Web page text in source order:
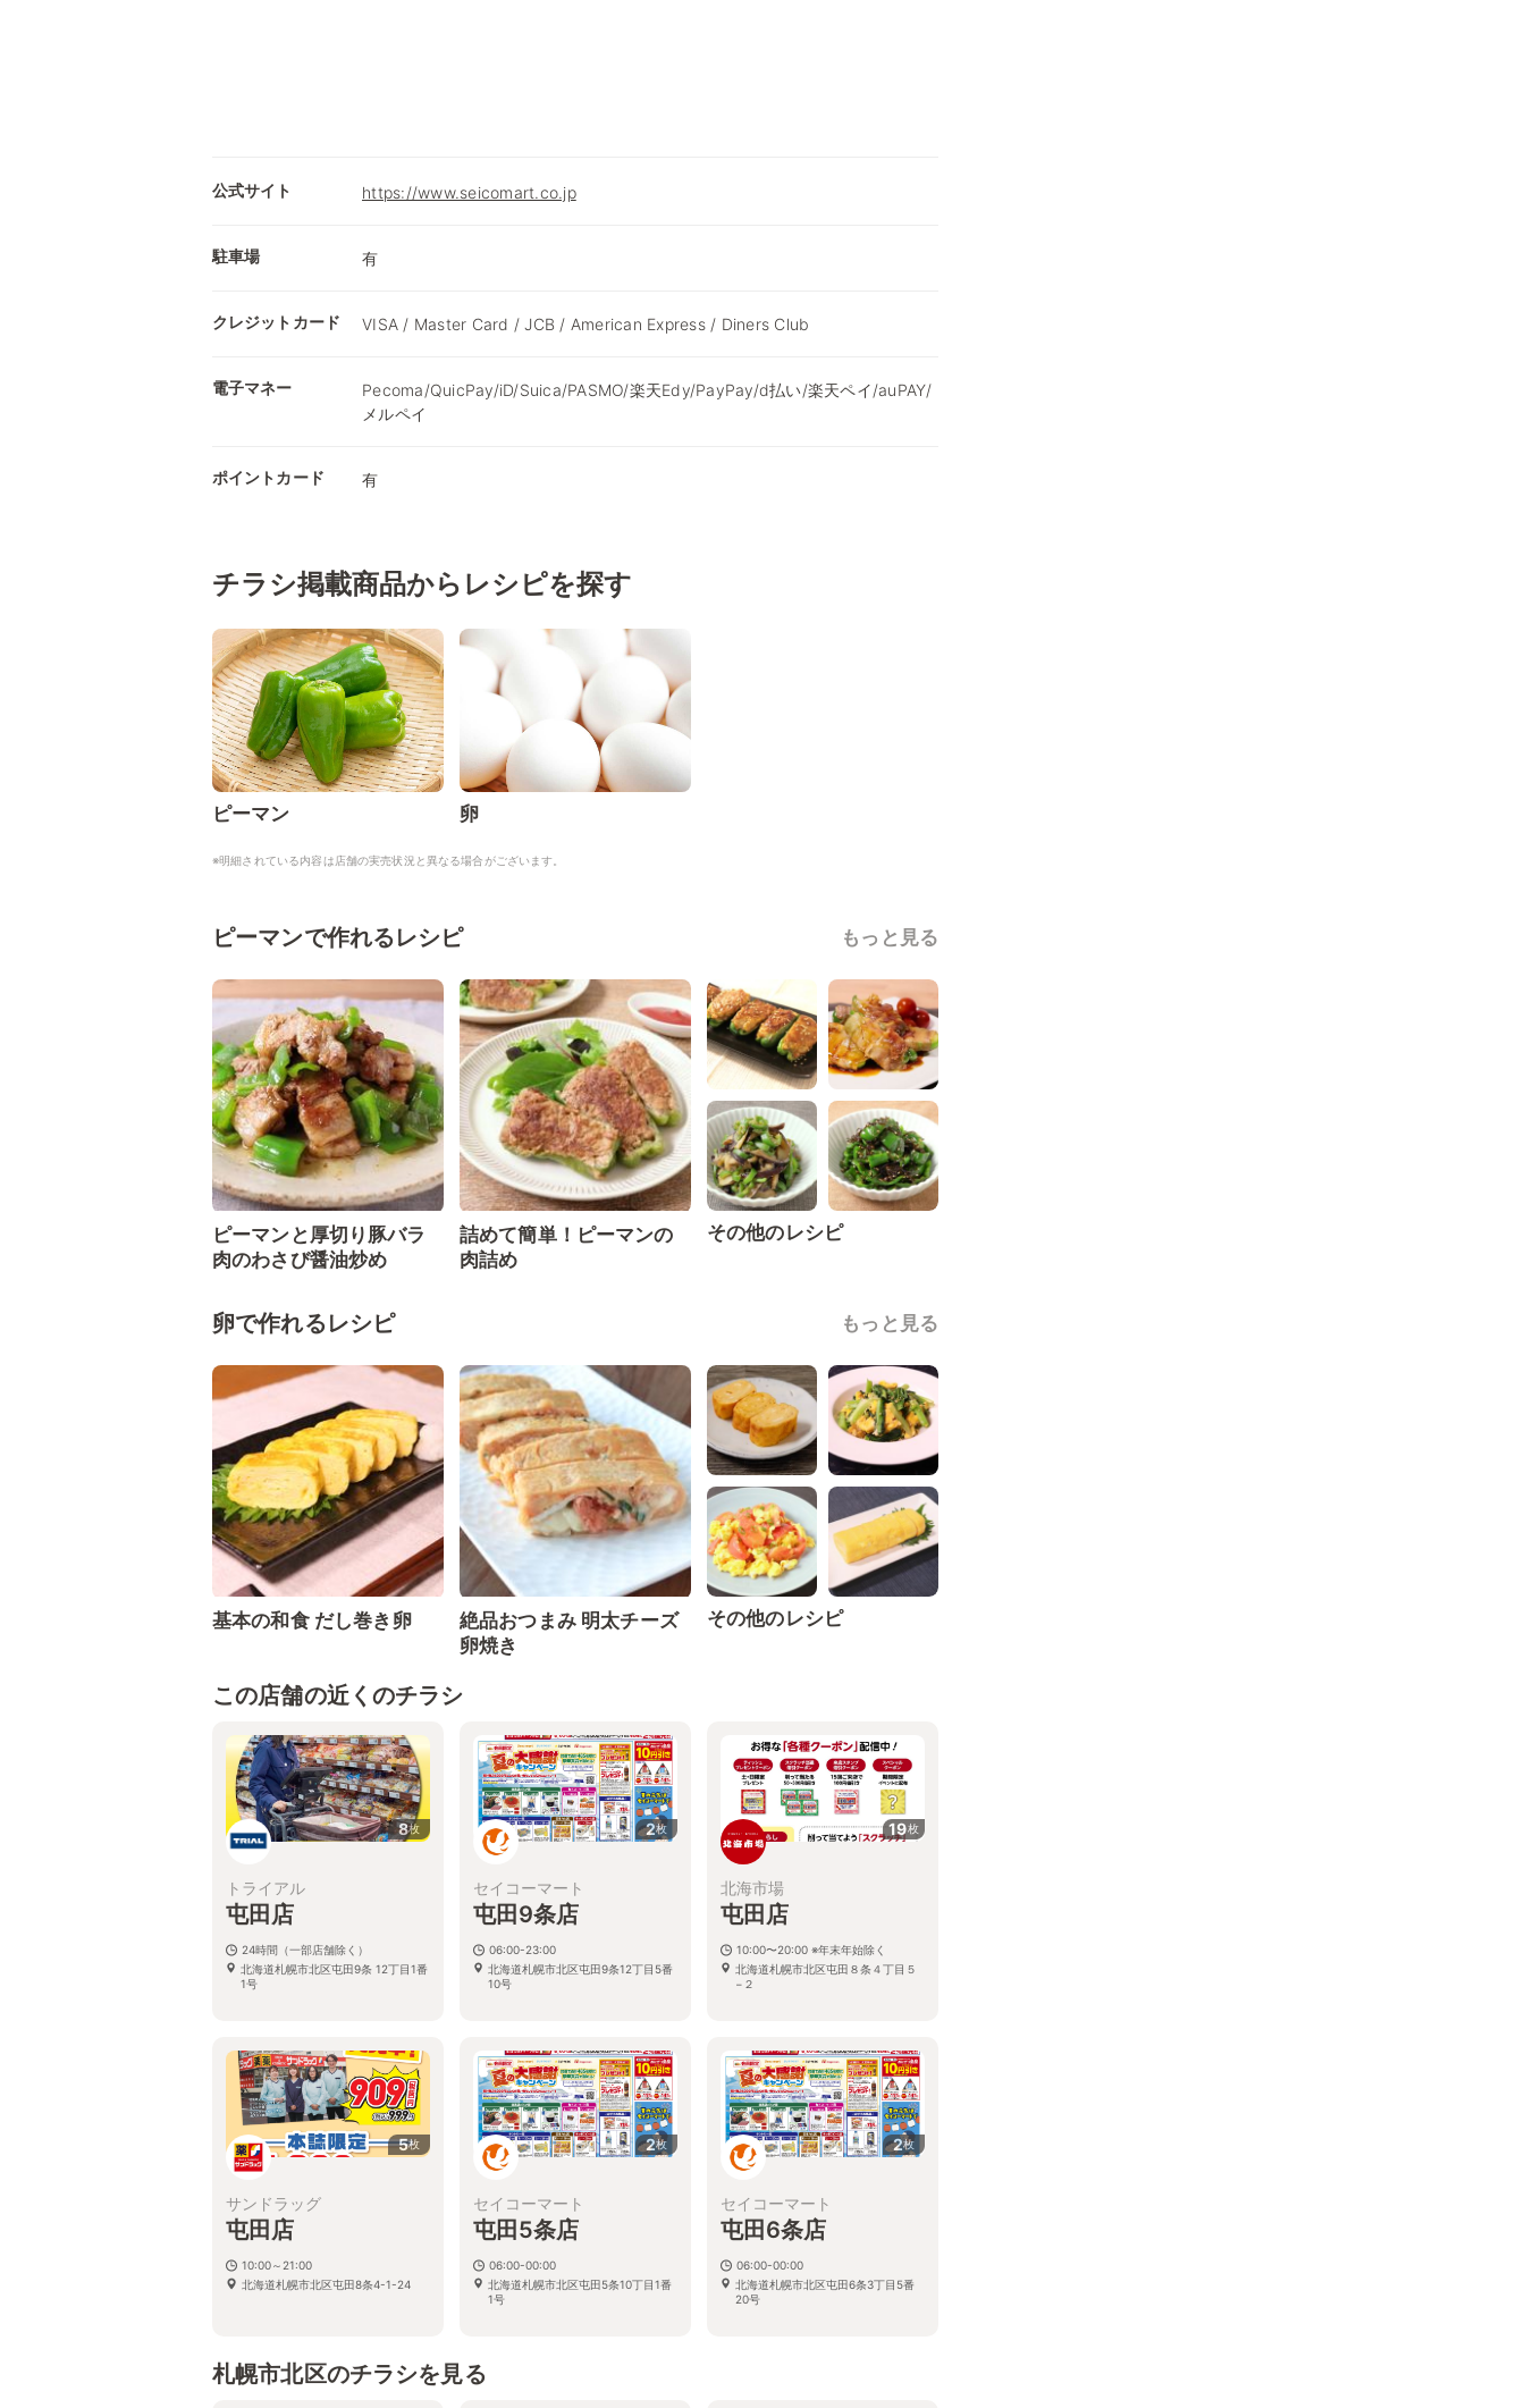
公式サイト https://www.seicomart.co.jp
駐車場 有
クレジットカード VISA / Master Card / JCB / American Express / Diners Club
電子マネー
Pecoma/QuicPay/iD/Suica/PASMO/楽天Edy/PayPay/d払い/楽天ペイ/auPAY/
メルペイ
ポイントカード 有
チラシ掲載商品からレシピを探す
ピーマン 卵
※明細されている内容は店舗の実売状況と異なる場合がございます。
ピーマンで作れるレシピ もっと見る
ピーマンと厚切り豚バラ
肉のわさび醤油炒め
詰めて簡単！ピーマンの
肉詰め
その他のレシピ
卵で作れるレシピ もっと見る
基本の和食 だし巻き卵
絶品おつまみ 明太チーズ
卵焼き
その他のレシピ
この店舗の近くのチラシ
8枚
トライアル
屯田店
24時間（一部店舗除く）
北海道札幌市北区屯田9条 12丁目1番
1号
2枚
セイコーマート
屯田9条店
06:00-23:00
北海道札幌市北区屯田9条12丁目5番
10号
19枚
北海市場
屯田店
10:00〜20:00 ※年末年始除く
北海道札幌市北区屯田８条４丁目５
−２
5枚
サンドラッグ
屯田店
10:00～21:00
北海道札幌市北区屯田8条4-1-24
2枚
セイコーマート
屯田5条店
06:00-00:00
北海道札幌市北区屯田5条10丁目1番
1号
2枚
セイコーマート
屯田6条店
06:00-00:00
北海道札幌市北区屯田6条3丁目5番
20号
札幌市北区のチラシを見る